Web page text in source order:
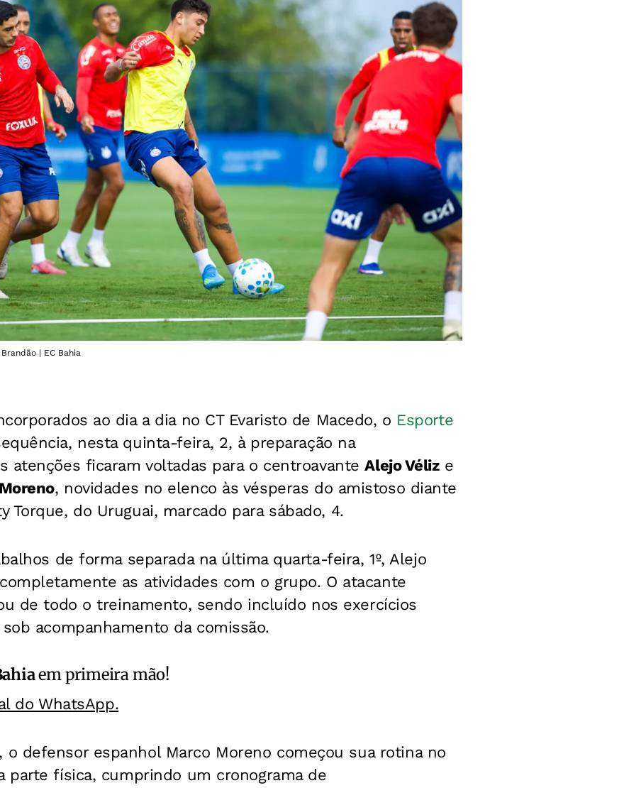
| EC Bahia
ao dia a dia no CT Evaristo de Macedo, o Esporte
nesta quinta-feira, 2, à preparação na
atenções ficaram voltadas para o centroavanteAlejo Vélize
, novidades no elenco às vésperas do amistoso diante
Torque, do Uruguai, marcado para sábado, 4.
de forma separada na última quarta-feira, 1º, Alejo
as atividades com o grupo. O atacante
de todo o treinamento, sendo incluído nos exercícios
acompanhamento da comissão.
em primeira mão!
do WhatsApp.
o defensor espanhol Marco Moreno começou sua rotina no
parte física, cumprindo um cronograma de